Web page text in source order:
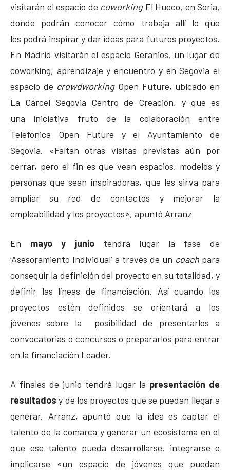
visitarán el espacio de coworkingEl Hueco, en Soria,
donde podrán conocer cómo trabaja allí lo que
les podrá inspirar y dar ideas para futuros proyectos.
En Madrid visitarán el espacio Geranios, un lugar de
coworking, aprendizaje y encuentro y en Segovia el
espacio de crowdworkingOpen Future, ubicado en
La Cárcel Segovia Centro de Creación, y que es
una iniciativa fruto de la colaboración entre
Telefónica Open Future y el Ayuntamiento de
Segovia. «Faltan otras visitas previstas aún por
cerrar, pero el fin es que vean espacios, modelos y
personas que sean inspiradoras, que les sirva para
ampliar su red de contactos y mejorar la
empleabilidad y los proyectos», apuntó Arranz
En mayo y juniotendrá lugar la fase de
‘Asesoramiento Individual’ a través de un coach para
conseguir la definición del proyecto en su totalidad, y
definir las líneas de financiación. Así cuando los
proyectos estén definidos se orientará a los
jóvenes sobre la posibilidad de presentarlos a
convocatorias o concursos o prepararlos para entrar
en la financiación Leader.
A finales de junio tendrá lugar la presentación de
resultados y de los proyectos que se puedan llegar a
generar. Arranz, apuntó que la idea es captar el
talento de la comarca y generar un ecosistema en el
que ese talento pueda desarrollarse, integrarse e
implicarse «un espacio de jóvenes que puedan